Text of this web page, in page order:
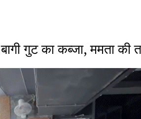
गुट का कब्जा, ममता की